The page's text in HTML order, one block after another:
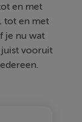
en met
tot en met
je nu wat
juist vooruit